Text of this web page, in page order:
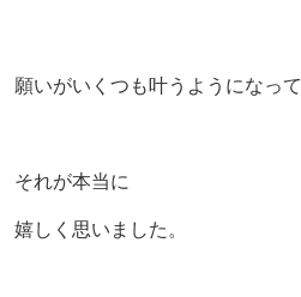
願いがいくつも叶うようになって
それが本当に
嬉しく思いました。